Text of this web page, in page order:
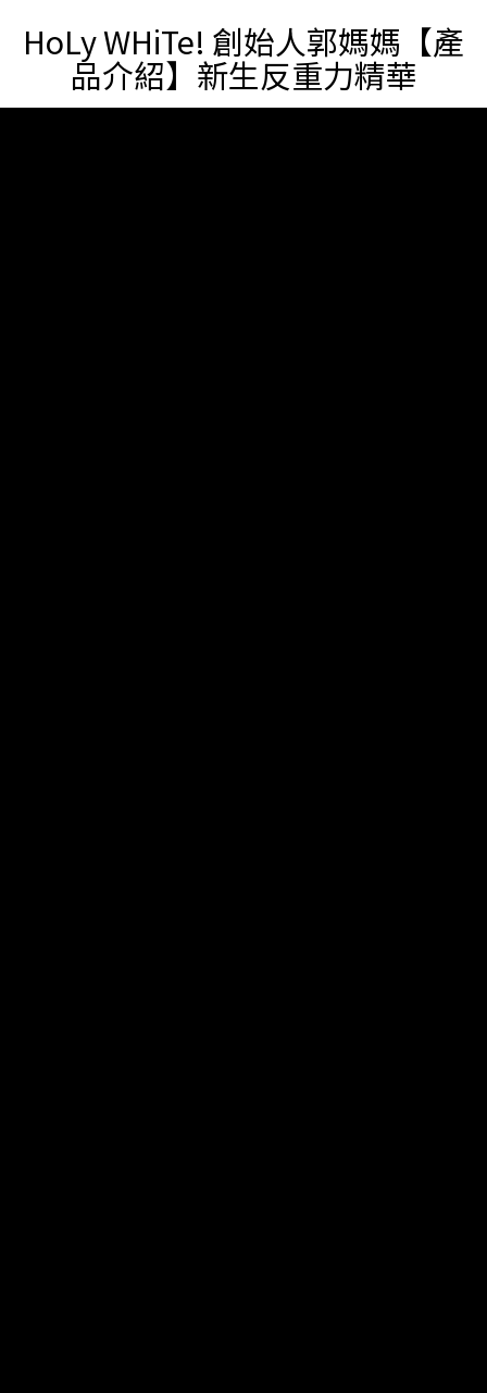
HoLy WHiTe! 創始人郭媽媽【產
品介紹】新生反重力精華